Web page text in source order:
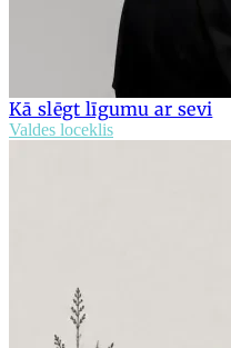
Kā slēgt līgumu ar sevi
Valdes loceklis